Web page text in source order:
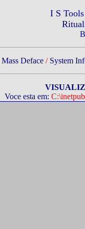
I S
Mass Deface / System
Voce esta em: